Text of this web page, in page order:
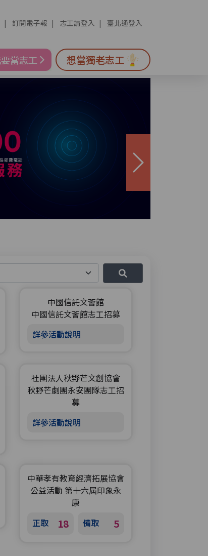
訂閱電子報 志工請登入 臺北通登入
想當獨老志工
中國信託文薈館
中國信託文薈館志工招募
詳參活動說明
社團法人秋野芒文創協會
秋野芒劇團永安團隊志工招
募
詳參活動說明
中華孝有教育經濟拓展協會
公益活動 第十六屆印象永
康
正取
18 備取 5